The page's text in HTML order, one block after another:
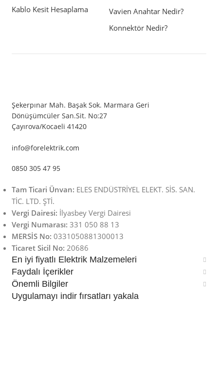
Kablo Kesit Hesaplama
Vavien Anahtar Nedir?
Konnektör Nedir?
Şekerpınar Mah. Başak Sok. Marmara Geri
Dönüşümcüler San.Sit. No:27
Çayırova/Kocaeli 41420
info@forelektrik.com
0850 305 47 95
Tam Ticari Ünvan: ELES ENDÜSTRİYEL ELEKT. SİS. SAN.
TİC. LTD. ŞTİ.
Vergi Dairesi: İlyasbey Vergi Dairesi
Vergi Numarası: 331 050 88 13
MERSİS No: 0331050881300013
Ticaret Sicil No: 20686
En iyi fiyatlı Elektrik Malzemeleri
Faydalı İçerikler
Önemli Bilgiler
Uygulamayı indir fırsatları yakala